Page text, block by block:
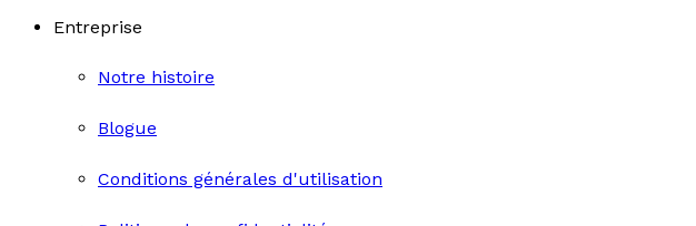
Entreprise
Notre histoire
Blogue
Conditions générales d'utilisation